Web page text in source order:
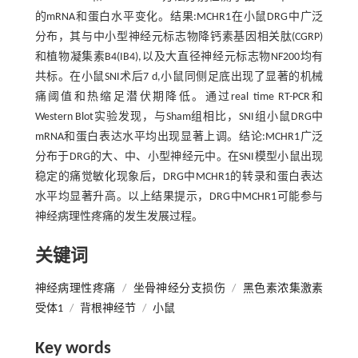
的mRNA和蛋白水平变化。结果:MCHR1在小鼠DRG中广泛
分布，其与中小型神经元标志物降钙素基因相关肽(CGRP)
和植物凝集素B4(IB4),以及大直径神经元标志物NF200均有
共标。在小鼠SNI术后7 d,小鼠同侧足底出现了显著的机械
痛阈值和热缩足潜伏期降低。通过real time RT-PCR和
Western Blot实验发现，与Sham组相比，SNI组小鼠DRG中
mRNA和蛋白表达水平均出现显著上调。结论:MCHR1广泛
分布于DRG的大、中、小型神经元中。在SNI模型小鼠出现
稳定的痛觉敏化现象后，DRG中MCHR1的转录和蛋白表达
水平均显著升高。以上结果提示，DRG中MCHR1可能参与
神经病理性疼痛的发生发展过程。
关键词
神经病理性疼痛 / 坐骨神经分支损伤 / 黑色素浓集激素
受体1 / 背根神经节 / 小鼠
Key words